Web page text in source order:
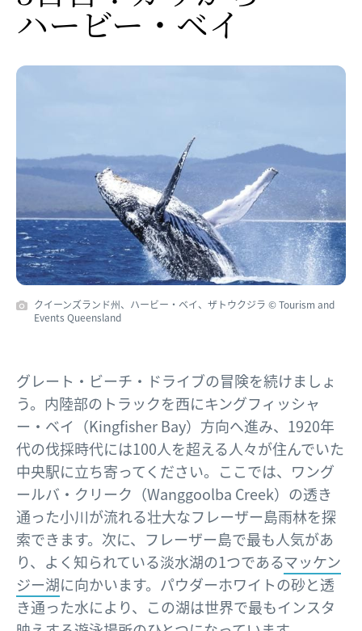
ハービー・ベイ
クイーンズランド州、ハービー・ベイ、ザトウクジラ © Tourism and
Events Queensland
グレート・ビーチ・ドライブの冒険を続けましょ
う。内陸部のトラックを西にキングフィッシャ
ー・ベイ（Kingfisher Bay）方向へ進み、1920年
代の伐採時代には100人を超える人々が住んでいた
中央駅に立ち寄ってください。ここでは、ワング
ールバ・クリーク（Wanggoolba Creek）の透き
通った小川が流れる壮大なフレーザー島雨林を探
索できます。次に、フレーザー島で最も人気があ
り、よく知られている淡水湖の1つであるマッケン
ジー湖に向かいます。パウダーホワイトの砂と透
き通った水により、この湖は世界で最もインスタ